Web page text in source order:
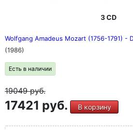
3 CD
Wolfgang Amadeus Mozart (1756-1791) -
(1986)
Есть в наличии
19049руб.
17421 руб. В корзину